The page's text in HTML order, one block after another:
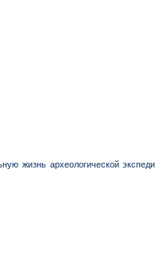
жизнь археологической